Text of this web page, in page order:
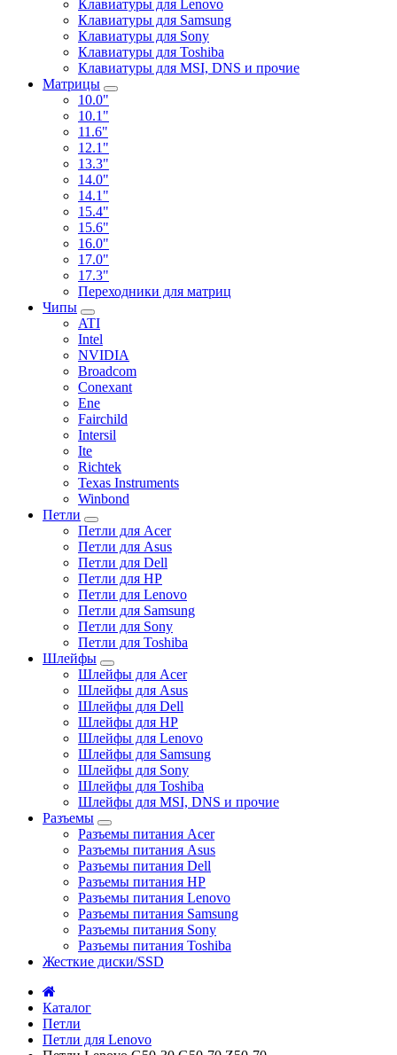
Клавиатуры для Lenovo
Клавиатуры для Samsung
Клавиатуры для Sony
Клавиатуры для Toshiba
Клавиатуры для MSI, DNS и прочие
Матрицы
10.0"
10.1"
11.6"
12.1"
13.3"
14.0"
14.1"
15.4"
15.6"
16.0"
17.0"
17.3"
Переходники для матриц
Чипы
ATI
Intel
NVIDIA
Broadcom
Conexant
Ene
Fairchild
Intersil
Ite
Richtek
Texas Instruments
Winbond
Петли
Петли для Acer
Петли для Asus
Петли для Dell
Петли для HP
Петли для Lenovo
Петли для Samsung
Петли для Sony
Петли для Toshiba
Шлейфы
Шлейфы для Acer
Шлейфы для Asus
Шлейфы для Dell
Шлейфы для HP
Шлейфы для Lenovo
Шлейфы для Samsung
Шлейфы для Sony
Шлейфы для Toshiba
Шлейфы для MSI, DNS и прочие
Разъемы
Разъемы питания Acer
Разъемы питания Asus
Разъемы питания Dell
Разъемы питания HP
Разъемы питания Lenovo
Разъемы питания Samsung
Разъемы питания Sony
Разъемы питания Toshiba
Жесткие диски/SSD
Каталог
Петли
Петли для Lenovo